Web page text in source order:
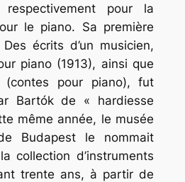
respectivement pour la
le piano. Sa première
écrits d’un musicien,
piano (1913), ainsi que
(contes pour piano), fut
Bartók de « hardiesse
même année, le musée
Budapest le nommait
collection d’instruments
trente ans, à partir de